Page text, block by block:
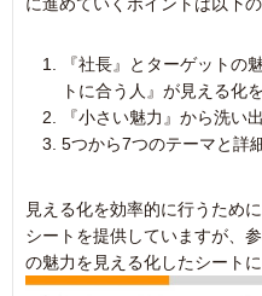
『社長』とターゲットの
トに合う人』が見える化
『小さい魅力』から洗い
5つから7つのテーマと詳
見える化を効率的に行うため
シートを提供していますが、
の魅力を見える化したシートに